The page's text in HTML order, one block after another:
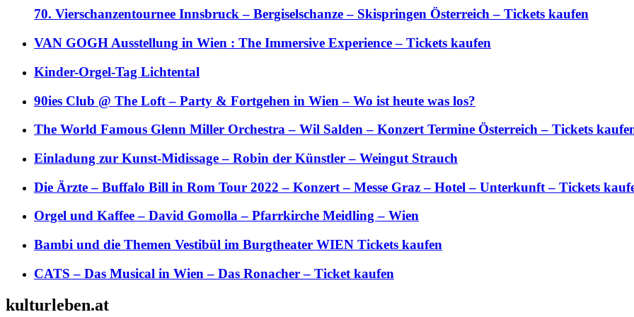
70. Vierschanzentournee Innsbruck – Bergiselschanze – Skispringen Österreich – Tickets kaufen
VAN GOGH Ausstellung in Wien : The Immersive Experience – Tickets kaufen
Kinder-Orgel-Tag Lichtental
90ies Club @ The Loft – Party & Fortgehen in Wien – Wo ist heute was los?
The World Famous Glenn Miller Orchestra – Wil Salden – Konzert Termine Österreich – Tickets
Einladung zur Kunst-Midissage – Robin der Künstler – Weingut Strauch
Die Ärzte – Buffalo Bill in Rom Tour 2022 – Konzert – Messe Graz – Hotel – Unterkunft – Tickets
Orgel und Kaffee – David Gomolla – Pfarrkirche Meidling – Wien
Bambi und die Themen Vestibül im Burgtheater WIEN Tickets kaufen
CATS – Das Musical in Wien – Das Ronacher – Ticket kaufen
kulturleben.at